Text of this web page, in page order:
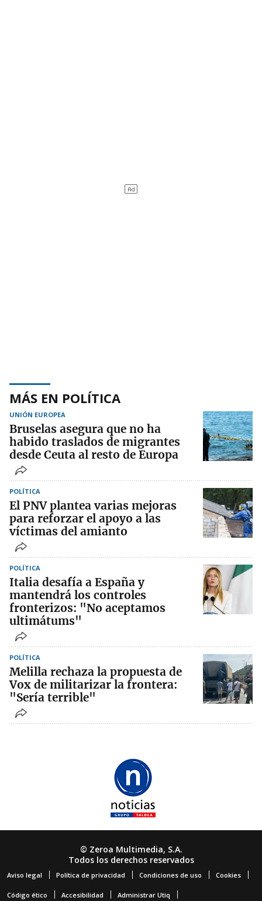
MÁS EN POLÍTICA
UNIÓN EUROPEA
Bruselas asegura que no ha
habido traslados de migrantes
desde Ceuta al resto de Europa
POLÍTICA
El PNV plantea varias mejoras
para reforzar el apoyo a las
víctimas del amianto
POLÍTICA
Italia desafía a España y
mantendrá los controles
fronterizos: "No aceptamos
ultimátums"
POLÍTICA
Melilla rechaza la propuesta de
Vox de militarizar la frontera:
"Sería terrible"
© Zeroa Multimedia, S.A.
Todos los derechos reservados
Aviso legal Política de privacidad Condiciones de uso Cookies
Código ético Accesibilidad Administrar Utiq